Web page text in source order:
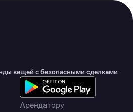
вещей с безопасными сделками
Арендатору